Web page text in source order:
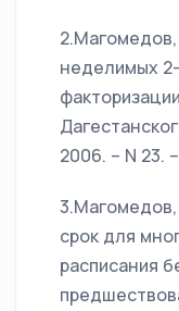
неделимых
2006. – N 23.
срок для
расписания